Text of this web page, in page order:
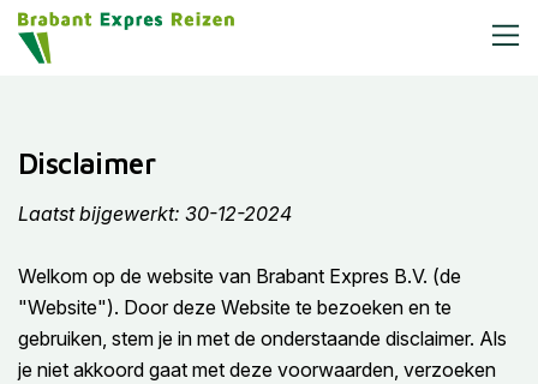
Disclaimer
Laatst bijgewerkt: 30-12-2024
Welkom op de website van Brabant Expres B.V. (de
"Website"). Door deze Website te bezoeken en te
gebruiken, stem je in met de onderstaande disclaimer. Als
je niet akkoord gaat met deze voorwaarden, verzoeken